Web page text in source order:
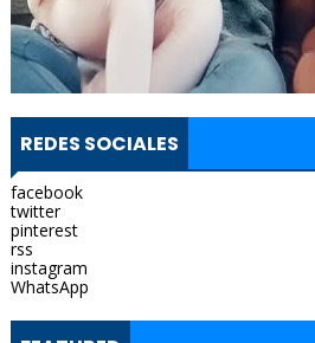
REDES SOCIALES
facebook
twitter
pinterest
rss
instagram
WhatsApp